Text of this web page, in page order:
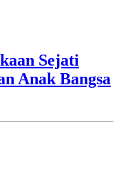
Sejati
Anak Bangsa